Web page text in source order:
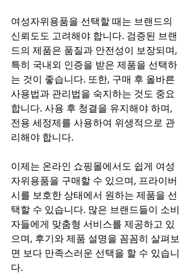
여성자위용품을 선택할 때는 브랜드의
신뢰도도 고려해야 합니다. 검증된 브랜
드의 제품은 품질과 안전성이 보장되며,
특히 국내외 인증을 받은 제품을 선택하
는 것이 좋습니다. 또한, 구매 후 올바른
사용법과 관리법을 숙지하는 것도 중요
합니다. 사용 후 청결을 유지해야 하며,
전용 세정제를 사용하여 위생적으로 관
리해야 합니다.
이제는 온라인 쇼핑몰에서도 쉽게 여성
자위용품을 구매할 수 있으며, 프라이버
시를 보호한 상태에서 원하는 제품을 선
택할 수 있습니다. 많은 브랜드들이 소비
자들에게 맞춤형 서비스를 제공하고 있
으며, 후기와 제품 설명을 꼼꼼히 살펴보
면 보다 만족스러운 선택을 할 수 있습니
다.